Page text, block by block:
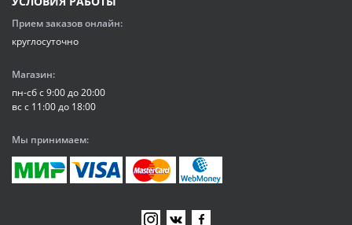
Прием заказов онлайн:
круглосуточно
Магазин:
пн-сб с 9:00 до 20:00
вс с 11:00 до 18:00
Мы принимаем: